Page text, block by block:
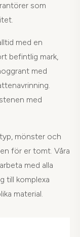
som
med en
befintlig mark,
med
med
mönster och
för er tomt. Våra
med alla
till komplexa
material.